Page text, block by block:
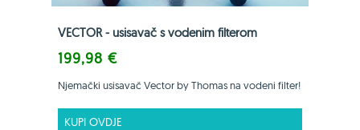
VECTOR - usisavač s vodenim filterom
199,98 €
Njemački usisavač Vector by Thomas na vodeni filter!
KUPI OVDJE